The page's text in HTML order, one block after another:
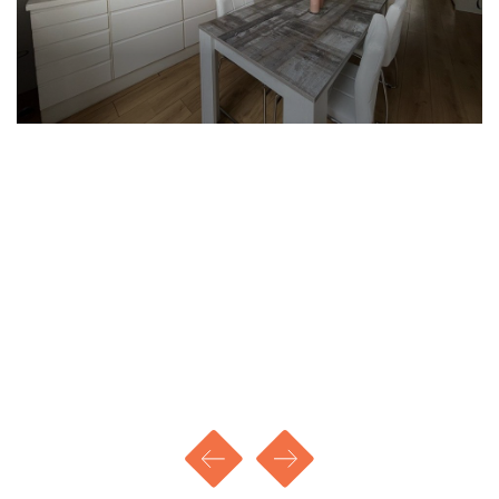
Buitenruimte: nee
Huurprijs: € 721,18
Servicekosten: € 45,00
Voorschot GWE: € 145,00
Totale huur per maand: € 911,18
bereikt.
- Kandidaten kunnen zich kosteloos inschrijven